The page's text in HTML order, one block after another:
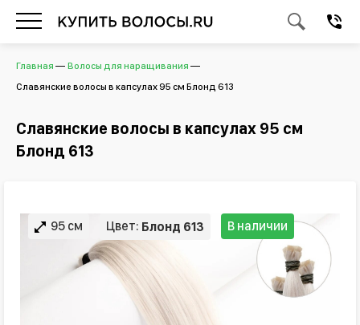
Главная
Волосы для наращивания
Славянские волосы в капсулах 95 см Блонд 613
Славянские волосы в капсулах 95 см
Блонд 613
95 см Цвет: Блонд 613 В наличии